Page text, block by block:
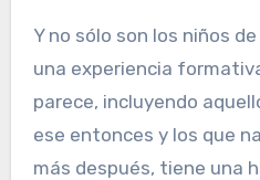
Y no sólo son los niños de 10 años que tuvieron
una experiencia
parece, incluyendo
ese entonces y los que
más después, tiene una